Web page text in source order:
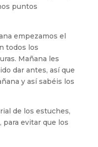
puntos
empezamos el
todos los
Mañana les
dar antes, así que
y así sabéis los
de los estuches,
para evitar que los